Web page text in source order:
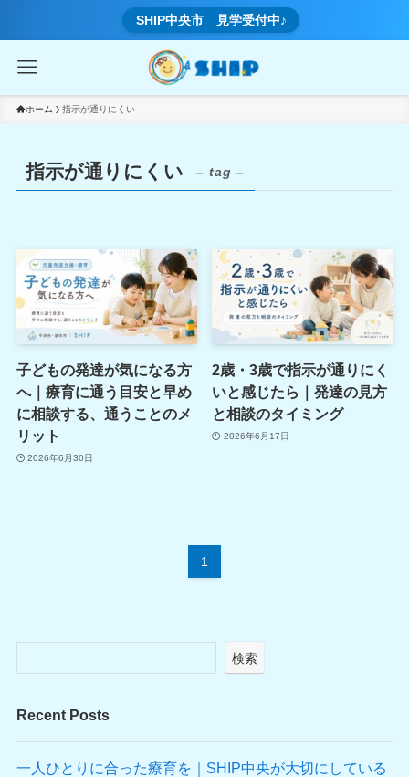
SHIP中央市 見学受付中♪
ホーム 指示が通りにくい
指示が通りにくい – tag –
子どもの発達が気になる方
へ｜療育に通う目安と早め
に相談する、通うことのメ
リット
2026年6月30日
2歳・3歳で指示が通りにく
いと感じたら｜発達の見方
と相談のタイミング
2026年6月17日
1
検索
Recent Posts
一人ひとりに合った療育を｜SHIP中央が大切にしている